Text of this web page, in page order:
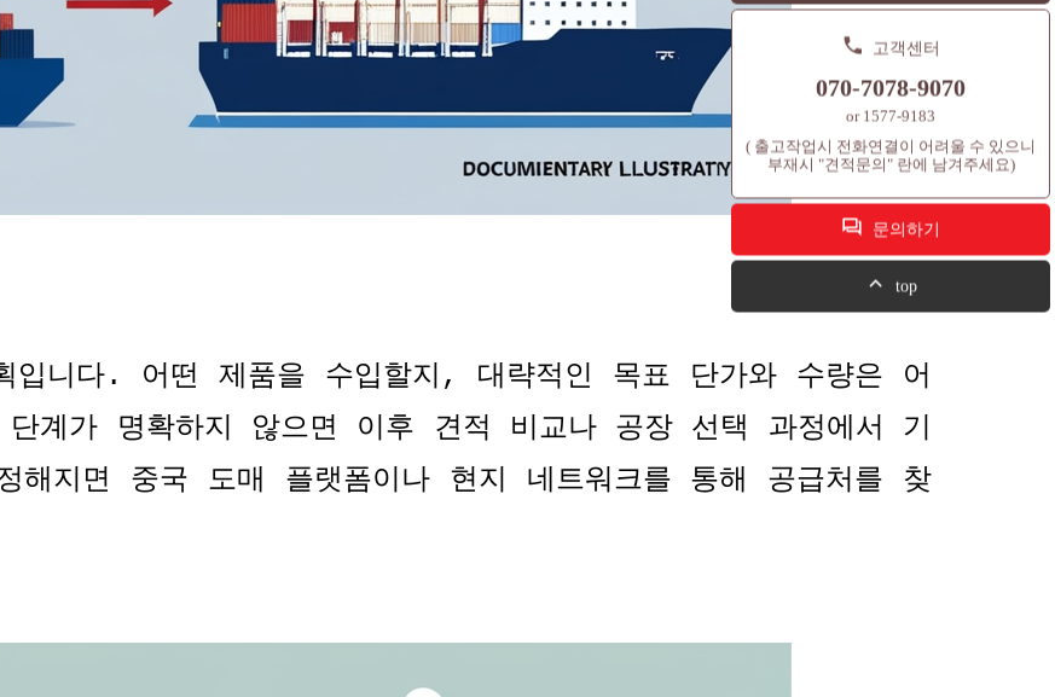
고객센터
070-7078-9070
or 1577-9183
( 출고작업시 전화연결이 어려울 수 있으니
부재시 "견적문의" 란에 남겨주세요)
문의하기
top
입니다. 어떤 제품을 수입할지 , 대략적인 목표 단가와 수량은 어
단계가 명확하지 않으면 이후 견적 비교나 공장 선택 과정에서 기
해지면 중국 도매 플랫폼이나 현지 네트워크를 통해 공급처를 찾